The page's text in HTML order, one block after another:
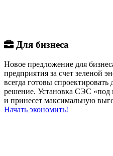
Для бизнеса
Новое предложение для
предприятия за счет зеленой
всегда готовы
решение. Установка СЭС «под
и принесет максимальную
Начать экономить!